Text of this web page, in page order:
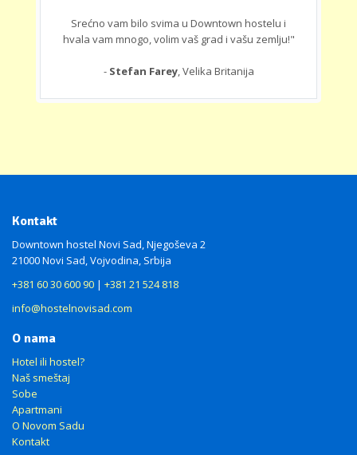
Srećno vam bilo svima u Downtown hostelu i
hvala vam mnogo, volim vaš grad i vašu zemlju!"
- Stefan Farey, Velika Britanija
Kontakt
Downtown hostel Novi Sad, Njegoševa 2
21000 Novi Sad, Vojvodina, Srbija
+381 60 30 600 90 | +381 21 524 818
info@hostelnovisad.com
O nama
Hotel ili hostel?
Naš smeštaj
Sobe
Apartmani
O Novom Sadu
Kontakt